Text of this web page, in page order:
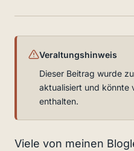
Veraltungshinweis
Dieser Beitrag wurde
aktualisiert und könnte
enthalten.
Viele von meinen